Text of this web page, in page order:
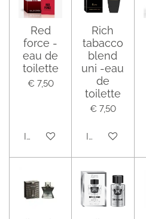
Red
force -
eau de
toilette
€ 7,50
In winkelwagen
Rich
tabacco
blend
uni -eau
de
toilette
€ 7,50
In